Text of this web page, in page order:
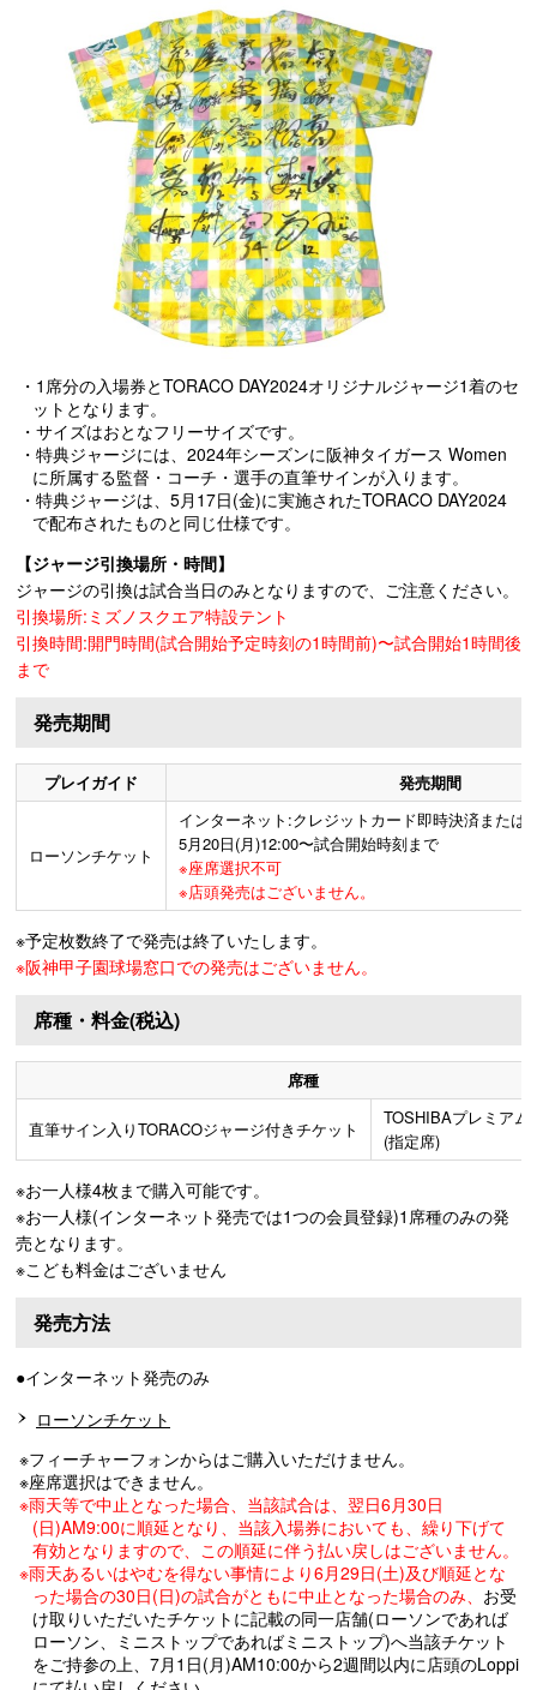
・1席分の入場券とTORACO DAY2024オリジナルジャージ1着のセ
ットとなります。
・サイズはおとなフリーサイズです。
・特典ジャージには、2024年シーズンに阪神タイガース Women
に所属する監督・コーチ・選手の直筆サインが入ります。
・特典ジャージは、5月17日(金)に実施されたTORACO DAY2024
で配布されたものと同じ仕様です。
【ジャージ引換場所・時間】
ジャージの引換は試合当日のみとなりますので、ご注意ください。
引換場所:ミズノスクエア特設テント
引換時間:開門時間(試合開始予定時刻の1時間前)〜試合開始1時間後
まで
発売期間
プレイガイド 発売期間
ローソンチケット
インターネット:クレジットカード即時決済または
5月20日(月)12:00〜試合開始時刻まで
※座席選択不可
※店頭発売はございません。
※予定枚数終了で発売は終了いたします。
※阪神甲子園球場窓口での発売はございません。
席種・料金(税込)
席種
直筆サイン入りTORACOジャージ付きチケット
TOSHIBAプレミアム
(指定席)
※お一人様4枚まで購入可能です。
※お一人様(インターネット発売では1つの会員登録)1席種のみの発
売となります。
※こども料金はございません
発売方法
●インターネット発売のみ
ローソンチケット
※フィーチャーフォンからはご購入いただけません。
※座席選択はできません。
※雨天等で中止となった場合、当該試合は、翌日6月30日
(日)AM9:00に順延となり、当該入場券においても、繰り下げて
有効となりますので、この順延に伴う払い戻しはございません。
※雨天あるいはやむを得ない事情により6月29日(土)及び順延とな
った場合の30日(日)の試合がともに中止となった場合のみ、 お受
け取りいただいたチケットに記載の同一店舗(ローソンであれば
ローソン、ミニストップであればミニストップ)へ当該チケット
をご持参の上、7月1日(月)AM10:00から2週間以内に店頭のLoppi